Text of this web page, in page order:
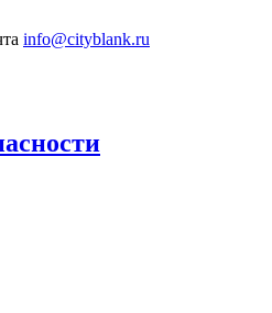
info@cityblank.ru